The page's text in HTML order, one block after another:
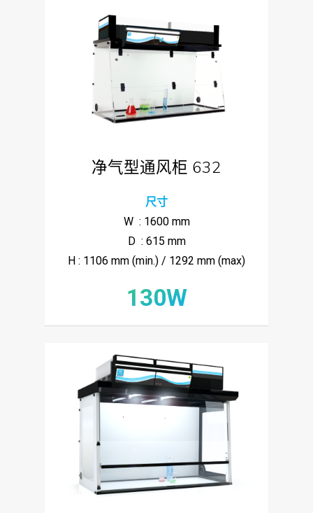
净气型通风柜 632
尺寸
W : 1600 mm
D : 615 mm
H : 1106 mm (min.) / 1292 mm (max)
130W